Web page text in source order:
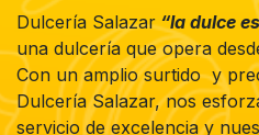
Dulcería Salazar“la dulce
una dulcería que opera
Con un amplio surtido y
Dulcería Salazar, nos
servicio de excelencia y